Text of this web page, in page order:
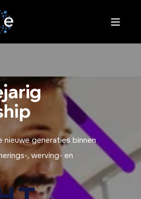
nieuwe generaties binnen
, werving- en